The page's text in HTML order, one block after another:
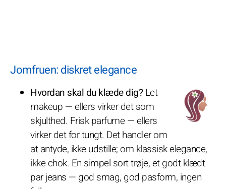
Jomfruen: diskret elegance
Hvordan skal du klæde dig?Let
makeup — ellers virker det som
skjulthed. Frisk parfume — ellers
virker det for tungt. Det handler om
at antyde, ikke udstille; om klassisk elegance,
ikke chok. En simpel sort trøje, et godt klædt
par jeans — god smag, god pasform, ingen